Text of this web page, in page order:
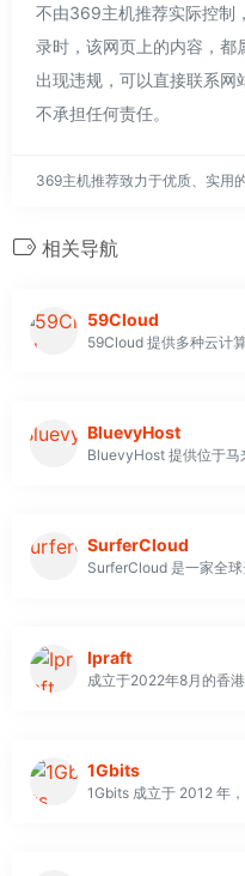
不由369主机推荐实际控制
录时，该网页上的内容，都
出现违规，可以直接联系
不承担任何责任。
369主机推荐致力于优质、实用
相关导航
59Cloud
59Cloud 提供多种云计
BluevyHost
SurferCloud
Ipraft
成立于2022年8月的香
1Gbits
1Gbits 成立于 2012 年